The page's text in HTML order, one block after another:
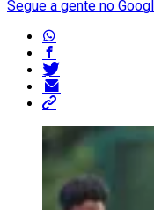
Segue a gente no